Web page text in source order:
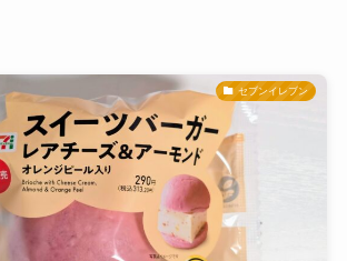
セブンイレブン